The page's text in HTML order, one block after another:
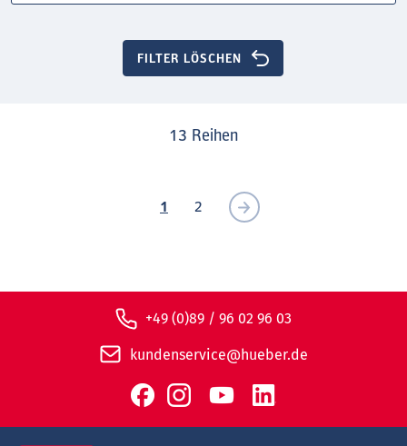
FILTER LÖSCHEN
13 Reihen
1 2
+49 (0)89 / 96 02 96 03
kundenservice@hueber.de